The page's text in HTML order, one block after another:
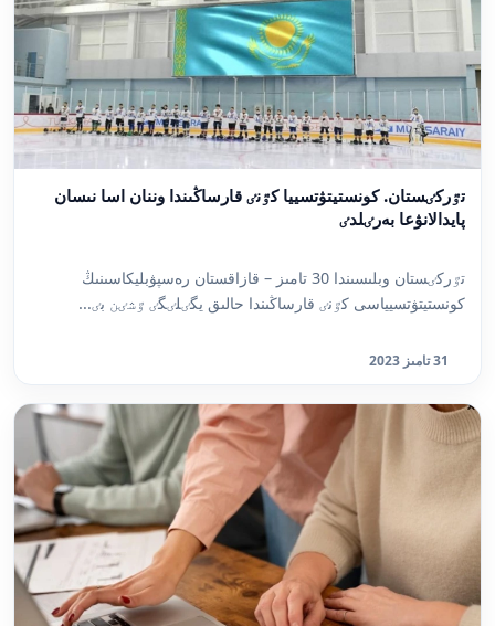
تٷركٸستان. كونستيتۋتسييا كٷنٸ قارساڭىندا وننان اسا نىسان
پايدالانۋعا بەرٸلدٸ
تٷركٸستان وبلىسىندا 30 تامىز – قازاقستان رەسپۋبليكاسىنىڭ
كونستيتۋتسيياسى كٷنٸ قارساڭىندا حالىق يگٸلٸگٸ ٷشٸن بٸ...
31 تامىز 2023